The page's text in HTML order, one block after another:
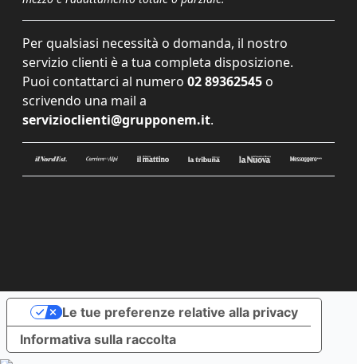
Per qualsiasi necessità o domanda, il nostro
servizio clienti è a tua completa disposizione.
Puoi contattarci al numero 02 89362545 o
scrivendo una mail a
servizioclienti@grupponem.it.
Informativa sulla raccolta
Le tue preferenze relative alla privacy